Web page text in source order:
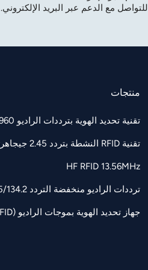
للتواصل مع الدعم عبر البريد الإلكتروني.
منتجات
تقنية تحديد الهوية بترددات الراديو UHF 860-960 ميجاهرتز
تقنية RFID النشطة بتردد 2.45 جيجاهرتز
HF RFID 13.56MHz
ترددات الراديو منخفضة التردد 125/134.2 كيلوهرتز
جهاز تحديد الهوية بموجات الراديو (RFID)